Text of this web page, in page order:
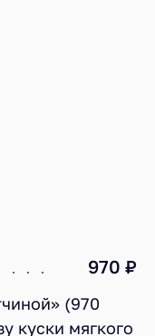
970 ₽
(970
куски мягкого